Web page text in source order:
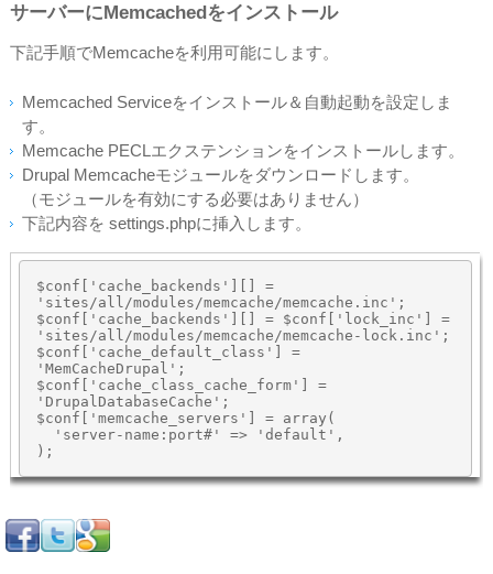
サーバーにMemcachedをインストール
下記手順でMemcacheを利用可能にします。
Memcached Serviceをインストール＆自動起動を設定しま
す。
Memcache PECLエクステンションをインストールします。
Drupal Memcacheモジュールをダウンロードします。
（モジュールを有効にする必要はありません）
下記内容を settings.phpに挿入します。
$conf['cache_backends'][] =
'sites/all/modules/memcache/memcache.inc';
$conf['cache_backends'][] = $conf['lock_inc'] =
'sites/all/modules/memcache/memcache-lock.inc';
$conf['cache_default_class'] =
'MemCacheDrupal';
$conf['cache_class_cache_form'] =
'DrupalDatabaseCache';
$conf['memcache_servers'] = array(